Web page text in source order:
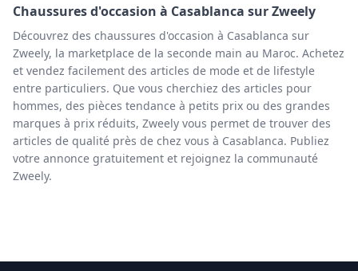
Chaussuresd'occasion à Casablanca sur Zweely
Découvrez des chaussures d'occasion à Casablanca sur
Zweely, la marketplace de la seconde main au Maroc. Achetez
et vendez facilement des articles de mode et de lifestyle
entre particuliers. Que vous cherchiez des articles pour
hommes, des pièces tendance à petits prix ou des grandes
marques à prix réduits, Zweely vous permet de trouver des
articles de qualité près de chez vous à Casablanca. Publiez
votre annonce gratuitement et rejoignez la communauté
Zweely.